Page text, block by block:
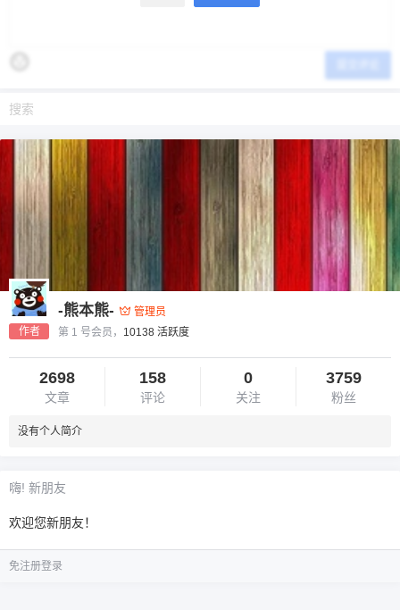
作者
-熊本熊-
管理员
第 1 号会员， 10138 活跃度
2698
文章
158
评论
0
关注
3759
粉丝
没有个人简介
嗨! 新朋友
欢迎您新朋友！
免注册登录